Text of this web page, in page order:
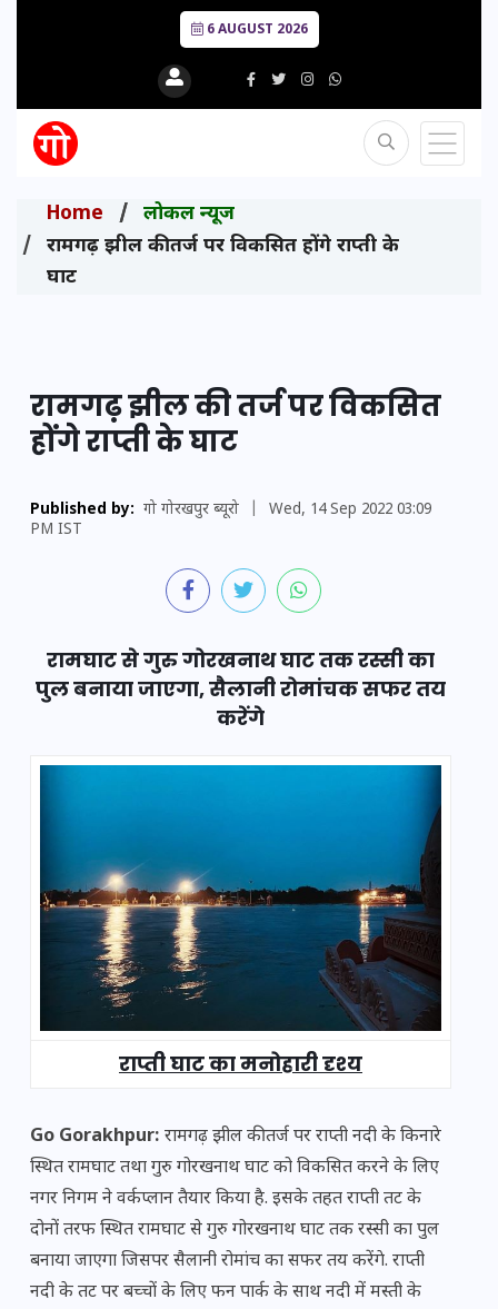
6 AUGUST 2026
Home
लोकल न्यूज
रामगढ़ झील की तर्ज पर विकसित होंगे राप्ती के
घाट
रामगढ़ झील की तर्ज पर विकसित
होंगे राप्ती के घाट
Published by: गो गोरखपुर ब्यूरो
Wed, 14 Sep 2022 03:09
PM IST
रामघाट से गुरु गोरखनाथ घाट तक रस्सी का
पुल बनाया जाएगा, सैलानी रोमांचक सफर तय
करेंगे
राप्ती घाट का मनोहारी दृश्य
Go Gorakhpur: रामगढ़ झील की तर्ज पर राप्ती नदी के किनारे
स्थित रामघाट तथा गुरु गोरखनाथ घाट को विकसित करने के लिए
नगर निगम ने वर्कप्लान तैयार किया है. इसके तहत राप्ती तट के
दोनों तरफ स्थित रामघाट से गुरु गोरखनाथ घाट तक रस्सी का पुल
बनाया जाएगा जिसपर सैलानी रोमांच का सफर तय करेंगे. राप्ती
नदी के तट पर बच्चों के लिए फन पार्क के साथ नदी में मस्ती के